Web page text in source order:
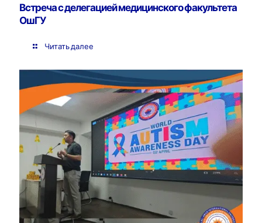
Встреча с делегацией медицинского факультета
ОшГУ
Читать далее